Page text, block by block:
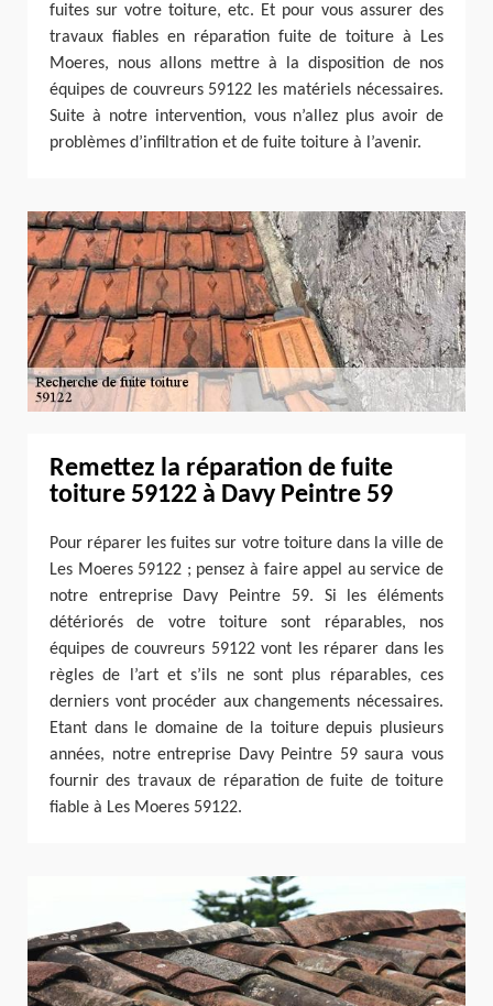
fuites sur votre toiture, etc. Et pour vous assurer des
travaux fiables en réparation fuite de toiture à Les
Moeres, nous allons mettre à la disposition de nos
équipes de couvreurs 59122 les matériels nécessaires.
Suite à notre intervention, vous n’allez plus avoir de
problèmes d’infiltration et de fuite toiture à l’avenir.
Remettez la réparation de fuite
toiture 59122 à Davy Peintre 59
Pour réparer les fuites sur votre toiture dans la ville de
Les Moeres 59122 ; pensez à faire appel au service de
notre entreprise Davy Peintre 59. Si les éléments
détériorés de votre toiture sont réparables, nos
équipes de couvreurs 59122 vont les réparer dans les
règles de l’art et s’ils ne sont plus réparables, ces
derniers vont procéder aux changements nécessaires.
Etant dans le domaine de la toiture depuis plusieurs
années, notre entreprise Davy Peintre 59 saura vous
fournir des travaux de réparation de fuite de toiture
fiable à Les Moeres 59122.